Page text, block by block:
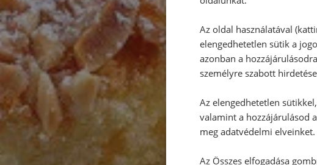
Az oldal használatával
elengedhetetlen sütik a
azonban a
személyre szabott
Az elengedhetetlen
valamint a hozzájárulásod
meg adatvédelmi elveinket.
Az Összes elfogadása